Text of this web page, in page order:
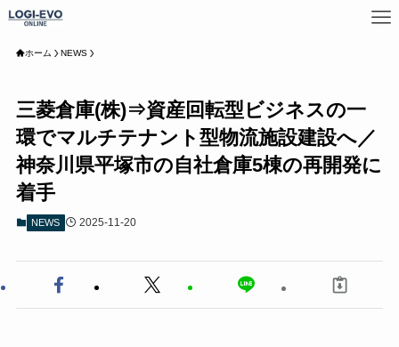
ホーム NEWS
三菱倉庫(株)⇒資産回転型ビジネスの一
環でマルチテナント型物流施設建設へ／
神奈川県平塚市の自社倉庫5棟の再開発に
着手
NEWS 2025-11-20